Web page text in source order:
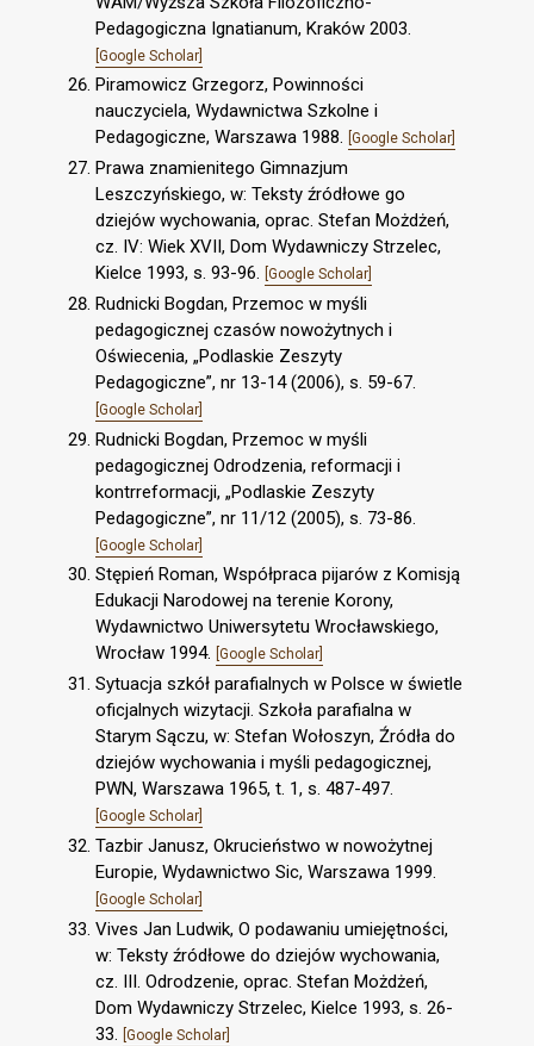
Pedagogiczna Ignatianum, Kraków 2003.
[Google Scholar]
Piramowicz Grzegorz, Powinności
nauczyciela, Wydawnictwa Szkolne i
Pedagogiczne, Warszawa 1988. [Google Scholar]
Prawa znamienitego Gimnazjum
Leszczyńskiego, w: Teksty źródłowe go
dziejów wychowania, oprac. Stefan Możdżeń,
cz. IV: Wiek XVII, Dom Wydawniczy Strzelec,
Kielce 1993, s. 93-96. [Google Scholar]
Rudnicki Bogdan, Przemoc w myśli
pedagogicznej czasów nowożytnych i
Oświecenia, „Podlaskie Zeszyty
Pedagogiczne”, nr 13-14 (2006), s. 59-67.
[Google Scholar]
Rudnicki Bogdan, Przemoc w myśli
pedagogicznej Odrodzenia, reformacji i
kontrreformacji, „Podlaskie Zeszyty
Pedagogiczne”, nr 11/12 (2005), s. 73-86.
[Google Scholar]
Stępień Roman, Współpraca pijarów z Komisją
Edukacji Narodowej na terenie Korony,
Wydawnictwo Uniwersytetu Wrocławskiego,
Wrocław 1994. [Google Scholar]
Sytuacja szkół parafialnych w Polsce w świetle
oficjalnych wizytacji. Szkoła parafialna w
Starym Sączu, w: Stefan Wołoszyn, Źródła do
dziejów wychowania i myśli pedagogicznej,
PWN, Warszawa 1965, t. 1, s. 487-497.
[Google Scholar]
Tazbir Janusz, Okrucieństwo w nowożytnej
Europie, Wydawnictwo Sic, Warszawa 1999.
[Google Scholar]
Vives Jan Ludwik, O podawaniu umiejętności,
w: Teksty źródłowe do dziejów wychowania,
cz. III. Odrodzenie, oprac. Stefan Możdżeń,
Dom Wydawniczy Strzelec, Kielce 1993, s. 26-
33.
[Google Scholar]